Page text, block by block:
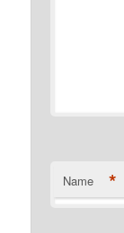
Name *